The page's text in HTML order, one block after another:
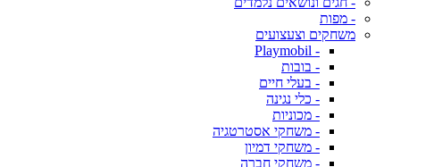
- מפות
משחקים וצעצועים
- Playmobil
- בובות
- בעלי חיים
- כלי נגינה
- מכוניות
- משחקי אסטרטגיה
- משחקי דמיון
- משחקי חברה